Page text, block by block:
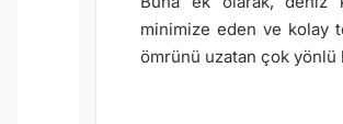
minimize eden ve kolay
ömrünü uzatan çok yönlü